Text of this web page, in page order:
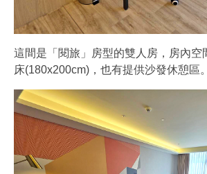
這間是「閱旅」房型的雙人房，房內空
床(180x200cm)，也有提供沙發休憩區。